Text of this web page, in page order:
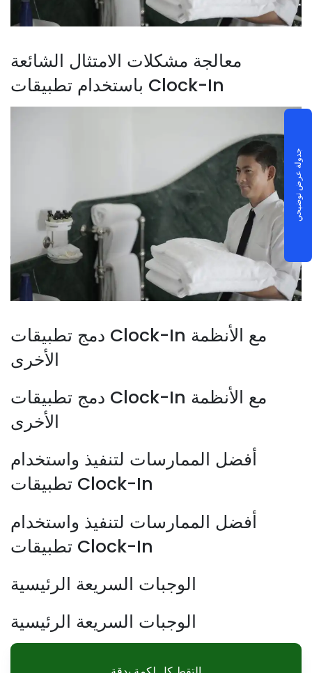
معالجة مشكلات الامتثال الشائعة
باستخدام تطبيقات Clock-In
دمج تطبيقات Clock-In مع الأنظمة
الأخرى
دمج تطبيقات Clock-In مع الأنظمة
الأخرى
أفضل الممارسات لتنفيذ واستخدام
تطبيقات Clock-In
أفضل الممارسات لتنفيذ واستخدام
تطبيقات Clock-In
الوجبات السريعة الرئيسية
الوجبات السريعة الرئيسية
جدولة عرض توضيحي